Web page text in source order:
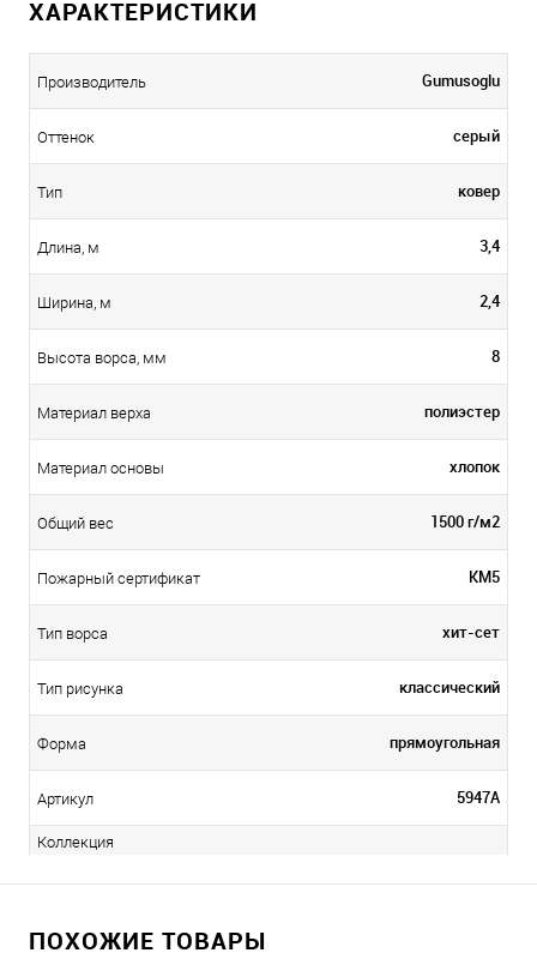
ХАРАКТЕРИСТИКИ
Производитель Gumusoglu
Оттенок серый
Тип ковер
Длина, м 3,4
Ширина, м 2,4
Высота ворса, мм 8
Материал верха полиэстер
Материал основы хлопок
Общий вес 1500 г/м2
Пожарный сертификат КМ5
Тип ворса хит-сет
Тип рисунка классический
Форма прямоугольная
Артикул 5947A
Коллекция
ПОХОЖИЕ ТОВАРЫ